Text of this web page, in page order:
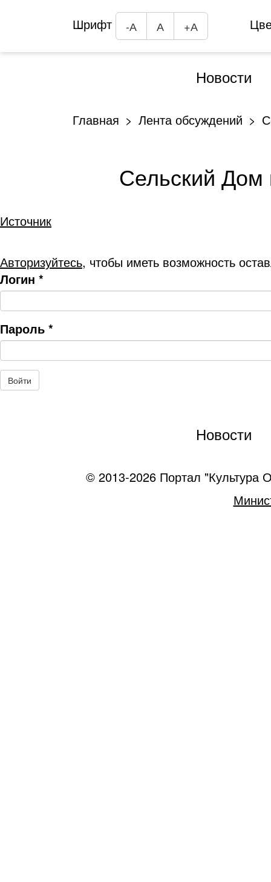
Шрифт -А А +А
Новости
Главная Лента обсуждений
Сельский Дом
Источник
Авторизуйтесь, чтобы иметь возможность
Логин *
Пароль *
Новости
© 2013-2026 Портал "Культура